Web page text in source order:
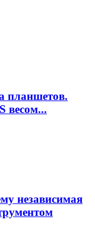
планшетов.
весом...
независимая